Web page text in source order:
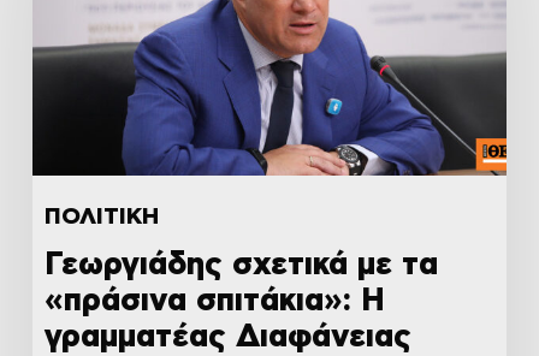
ΠΟΛΙΤΙΚΗ
Γεωργιάδης σχετικά με τα
«πράσινα σπιτάκια»: Η
γραμματέας Διαφάνειας